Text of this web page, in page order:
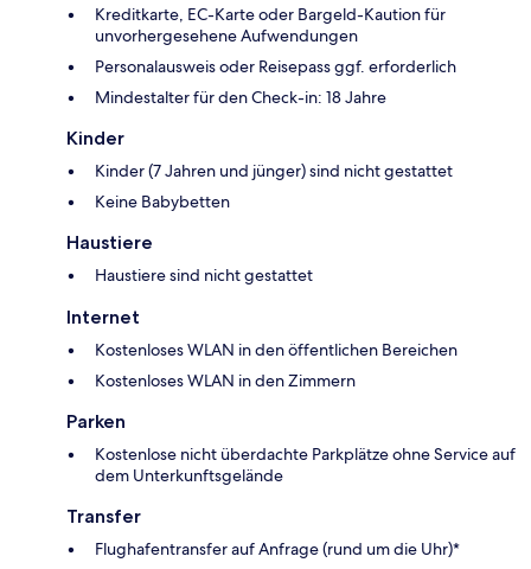
Kreditkarte, EC-Karte oder Bargeld-Kaution für
unvorhergesehene Aufwendungen
Personalausweis oder Reisepass ggf. erforderlich
Mindestalter für den Check-in: 18 Jahre
Kinder
Kinder (7 Jahren und jünger) sind nicht gestattet
Keine Babybetten
Haustiere
Haustiere sind nicht gestattet
Internet
Kostenloses WLAN in den öffentlichen Bereichen
Kostenloses WLAN in den Zimmern
Parken
Kostenlose nicht überdachte Parkplätze ohne Service auf
dem Unterkunftsgelände
Transfer
Flughafentransfer auf Anfrage (rund um die Uhr)*